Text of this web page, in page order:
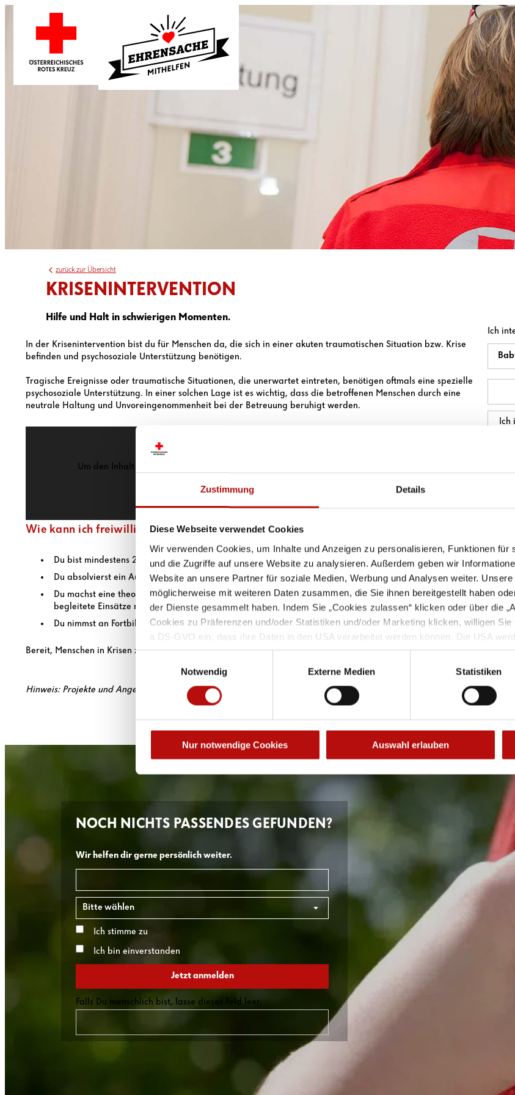
Zustimmung Details
Diese Webseite verwendet Cookies
Wir verwenden Cookies, um Inhalte und Anzeigen zu personalisieren, Funktionen für
und die Zugriffe auf unsere Website zu analysieren. Außerdem geben wir
Website an unsere Partner für soziale Medien, Werbung und Analysen weiter.
möglicherweise mit weiteren Daten zusammen, die Sie ihnen bereitgestellt haben
der Dienste gesammelt haben. Indem Sie „Cookies zulassen“ klicken oder über die
Cookies zu Präferenzen und/oder Statistiken und/oder Marketing klicken, willigen
a DS-GVO ein, dass ihre Daten in den USA verarbeitet werden können. Die USA
als Staat mit nach EU-Standards unzureichendem Datenschutzniveau eingestuft.
Risiko, dass Ihre Daten als Betroffene_r durch U.S. Behörden, zu Kontroll- und
werden können, ohne dass Ihnen ein effektiver Rechtsschutz gegen solche
eine solche Verarbeitung verhindern möchten, klicken Sie die Schaltfläche „Nur
Notwendig
Externe Medien Statistiken
Nur notwendige Cookies Auswahl erlauben
zurück zur Übersicht
KRISENINTERVENTION
Hilfe und Halt in schwierigen Momenten.
In der Krisenintervention bist du für Menschen da, die sich in einer akuten traumatischen Situation bzw. Krise
befinden und psychosoziale Unterstützung benötigen.
Tragische Ereignisse oder traumatische Situationen, die unerwartet eintreten, benötigen oftmals eine spezielle
psychosoziale Unterstützung. In einer solchen Lage ist es wichtig, dass die betroffenen Menschen durch eine
neutrale Haltung und Unvoreingenommenheit bei der Betreuung beruhigt werden.
Um den Inhalt von YouTube anzuzeigen, akzeptieren Sie bitte die erforderlichen Cookies.
Marketing Cookies zulassen
Wie kann ich freiwillig mitarbeiten?
Du bist mindestens 25 Jahre alt
Du absolvierst ein Auswahlverfahren
Du machst eine theoretische Ausbildung, einen Erste-Hilfe-Kurs, Schnupperdienste im Rettungsdienst und
begleitete Einsätze mit erfahrenen Kriseninterventionsmitarbeiter:innen
Du nimmst an Fortbildungen und Einsatzreflexionen im Team teil
Bereit, Menschen in Krisen zu helfen? Auf geht‘s!
Hinweis: Projekte und Angebote können je nach Bundesland variieren.
Ich
Falls
NOCH NICHTS PASSENDES GEFUNDEN?
Wir helfen dir gerne persönlich weiter.
Datenschutzhinweis
Ich stimme zu
Newsletter Einwilligung
Ich bin einverstanden
Jetzt anmelden
Falls Du menschlich bist, lasse dieses Feld leer.